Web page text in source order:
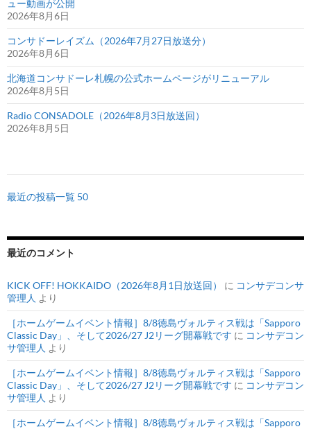
ュー動画が公開
2026年8月6日
コンサドーレイズム（2026年7月27日放送分）
2026年8月6日
北海道コンサドーレ札幌の公式ホームページがリニューアル
2026年8月5日
Radio CONSADOLE（2026年8月3日放送回）
2026年8月5日
最近の投稿一覧 50
最近のコメント
KICK OFF! HOKKAIDO（2026年8月1日放送回） に コンサデコンサ
管理人 より
［ホームゲームイベント情報］8/8徳島ヴォルティス戦は「Sapporo
Classic Day」、そして2026/27 J2リーグ開幕戦です に コンサデコン
サ管理人 より
［ホームゲームイベント情報］8/8徳島ヴォルティス戦は「Sapporo
Classic Day」、そして2026/27 J2リーグ開幕戦です に コンサデコン
サ管理人 より
［ホームゲームイベント情報］8/8徳島ヴォルティス戦は「Sapporo